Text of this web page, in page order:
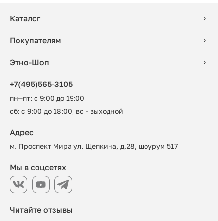
Каталог
Покупателям
Этно-Шоп
+7(495)565-3105
пн—пт: с 9:00 до 19:00
сб: с 9:00 до 18:00, вс - выходной
Читайте отзывы
Адрес
м. Проспект Мира ул. Щепкина, д.28, шоурум 517
Мы в соцсетях